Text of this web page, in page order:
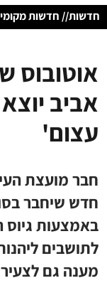
חדשות// חדשות
אביב
עצום'
חבר מועצת
חדש שיחבר
באמצעות גיוס
לתושבים
מענה גם